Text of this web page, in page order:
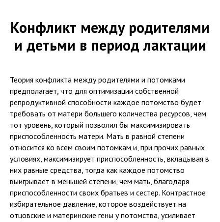
Конфликт между родителями
и детьми в период лактации
Теория конфликта между родителями и потомками
предполагает, что для оптимизации собственной
репродуктивной способности каждое потомство будет
требовать от матери большего количества ресурсов, чем
тот уровень, который позволил бы максимизировать
приспособленность матери. Мать в равной степени
относится ко всем своим потомкам и, при прочих равных
условиях, максимизирует приспособленность, вкладывая в
них равные средства, тогда как каждое потомство
выигрывает в меньшей степени, чем мать, благодаря
приспособленности своих братьев и сестер. Контрастное
избирательное давление, которое воздействует на
отцовские и материнские гены у потомства, усиливает